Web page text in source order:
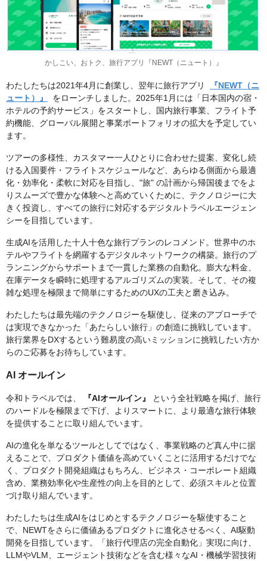
かしこい、おトク、旅行アプリ『NEWT（ニュート）』
わたしたちは2021年4月に創業し、翌年に旅行アプリ
『NEWT（ニ
ュート）』
をローンチしました。2025年1月には「日本国内の宿・
ホテルの予約サービス」をスタートし、国内旅行事業、フライト予
約機能、グローバル展開と事業ポートフォリオの拡大を予定してい
ます。
ツアーの多様性、カスタマー一人ひとりに合わせた提案、変化し続
ける入国要件・フライトスケジュールなど、あらゆる側面から最適
化・効率化・柔軟に対応を目指し、"旅" の計画から帰国後までをよ
りスムーズで豊かな体験へと高めていくために、テクノロジーに大
きく投資し、すべての旅行に対応するデジタルトラベルエージェン
シーを目指しています。
生成AIを活用した十人十色な旅行プランのレコメンド。世界中のホ
テルやフライトを網羅するデジタルネットワークの構築。旅行のプ
ランニングからサポートまで一貫した業務の自動化。膨大な料金、
在庫データを瞬時に処理するアルゴリズムの実装。そして、その複
雑な処理を極限まで簡単にするためのUXの工夫と磨き込み。
わたしたちは最先端のテクノロジーを駆使し、従来のアプローチで
は実現できなかった「あたらしい旅行」の創造に挑戦しています。
旅行業界をDXするという難易度の高いミッションに挑戦したい方か
らのご応募をお待ちしています。
AI オールイン
令和トラベルでは、 『AIオールイン』
という全社戦略を掲げ、旅行
のハードルを極限まで下げ、よりスマートに、より最適な旅行体験
を提供することに取り組んでいます。
AIの進化を単なるツールとしてではなく、事業戦略のど真ん中に据
えることで、プロダクト価値を高めていくことに活用するだけでな
く、プロダクト開発組織はもちろん、ビジネス・コーポレート組織
含め、業務効率化や生産性の向上を目的として、必須スキルと位置
づけ取り組んでいます。
わたしたちは生成AIをはじめとするテクノロジーを駆使すること
で、NEWTをさらに価値あるプロダクトに進化させるべく、AI駆動
開発を目指しています。「旅行代理店の完全自動化」実現に向け、
LLMやVLM、エージェント技術などを含む様々なAI・機械学習技術